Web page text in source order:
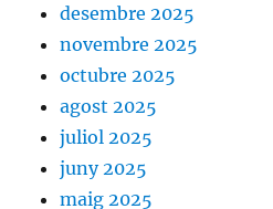
desembre 2025
novembre 2025
octubre 2025
agost 2025
juliol 2025
juny 2025
maig 2025